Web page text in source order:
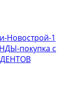
Новострой-1
покупка с